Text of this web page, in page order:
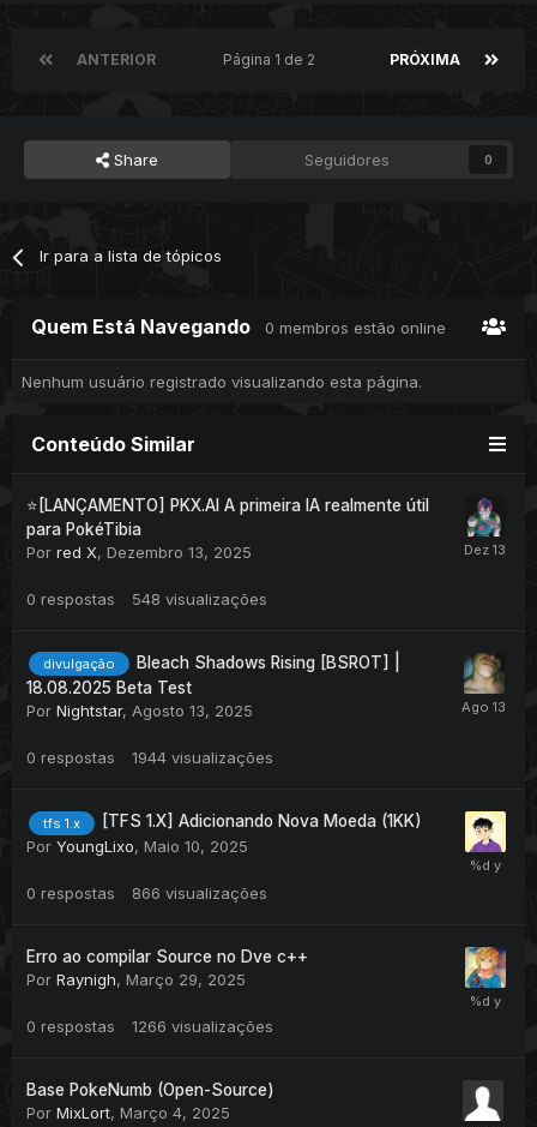
Todas as prints:http://imgur.com/a/vTHfl
• Download's •
4SHARED JÁ FAZ SCAN
DASH TEAM - PELA BASE
PDA BY GOD ANNA - PELO MAPA
E POR ULTIMO EU <3
ANTERIOR PRÓXIMA
Página 1 de 2
Share Seguidores 0
Ir para a lista de tópicos
Quem Está Navegando 0 membros estão online
Nenhum usuário registrado visualizando esta página.
Conteúdo Similar
⭐[LANÇAMENTO] PKX.AI A primeira IA realmente útil
para PokéTibia
Por red X, Dezembro 13, 2025
0 respostas 548 visualizações
divulgação
Bleach Shadows Rising [BSROT] |
18.08.2025 Beta Test
Por Nightstar, Agosto 13, 2025
0 respostas 1944 visualizações
tfs 1.x
[TFS 1.X] Adicionando Nova Moeda (1KK)
Por YoungLixo, Maio 10, 2025
0 respostas 866 visualizações
Erro ao compilar Source no Dve c++
Por Raynigh, Março 29, 2025
0 respostas 1266 visualizações
Base PokeNumb (Open-Source)
Por MixLort, Março 4, 2025